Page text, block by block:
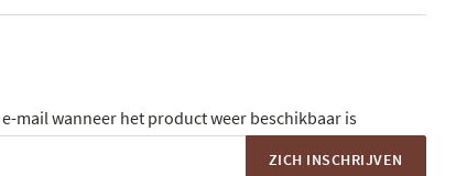
mail wanneer het product weer beschikbaar is
ZICH INSCHRIJVEN